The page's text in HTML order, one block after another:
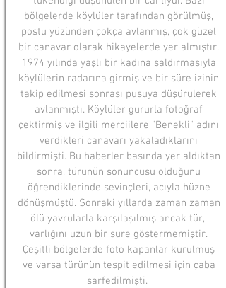
bölgelerde köylüler tarafından görülmüş,
postu yüzünden çokça avlanmış, çok güzel
bir canavar olarak hikayelerde yer almıştır.
1974 yılında yaşlı bir kadına saldırmasıyla
köylülerin radarına girmiş ve bir süre izinin
takip edilmesi sonrası pusuya düşürülerek
avlanmıştı. Köylüler gururla fotoğraf
çektirmiş ve ilgili merciilere "Benekli" adını
verdikleri canavarı yakaladıklarını
bildirmişti. Bu haberler basında yer aldıktan
sonra, türünün sonuncusu olduğunu
öğrendiklerinde sevinçleri, acıyla hüzne
dönüşmüştü. ​Sonraki yıllarda zaman zaman
ölü yavrularla karşılaşılmış ancak tür,
varlığını uzun bir süre göstermemiştir.
Çeşitli bölgelerde foto kapanlar kurulmuş
ve varsa türünün tespit edilmesi için çaba
sarfedilmişti.